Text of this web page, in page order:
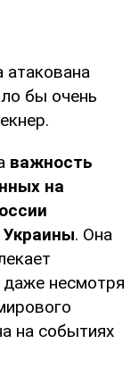
атакована
бы очень
важность
на
Украины. Она
несмотря
на событиях